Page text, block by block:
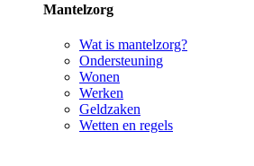
Mantelzorg
Wat is mantelzorg?
Ondersteuning
Wonen
Werken
Geldzaken
Wetten en regels